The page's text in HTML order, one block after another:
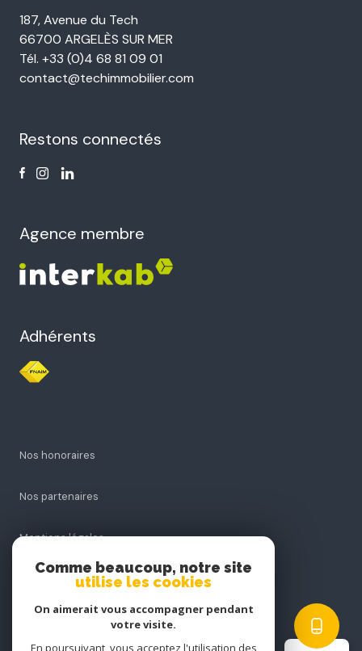
187, Avenue du Tech
66700 ARGELÈS SUR MER
Tél. +33 (0)4 68 81 09 01
contact@techimmobilier.com
Restons connectés
Agence membre
Adhérents
Nos honoraires
Nos partenaires
Mentions légales
Comme beaucoup, notre site
utilise les cookies
On aimerait vous accompagner pendant
votre visite.
En poursuivant, vous acceptez l'utilisation des